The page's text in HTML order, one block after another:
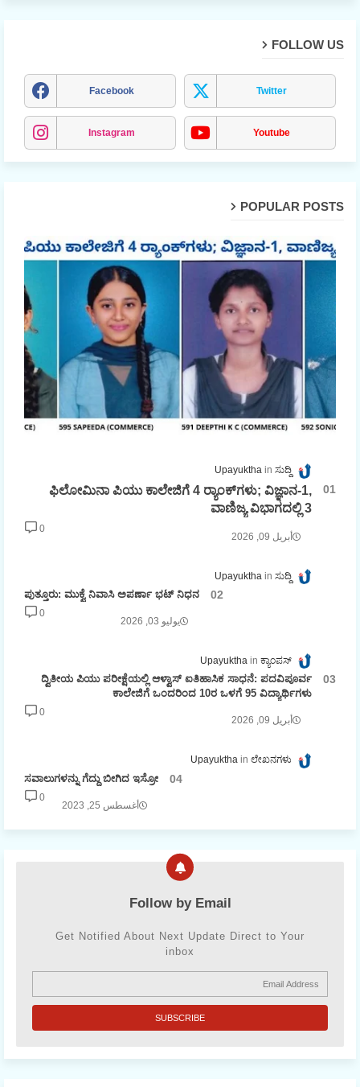
FOLLOW US
Facebook Twitter
Instagram Youtube
POPULAR POSTS
Upayuktha ಸುದ್ದಿ
ಫಿಲೋಮಿನಾ ಪಿಯು ಕಾಲೇಜಿಗೆ 4 ರ್‍ಯಾಂಕ್‌ಗಳು; ವಿಜ್ಞಾನ-1,
ವಾಣಿಜ್ಯ ವಿಭಾಗದಲ್ಲಿ 3
أبريل 09, 2026
0
Upayuktha ಸುದ್ದಿ
ಪುತ್ತೂರು: ಮುಕ್ವೆ ನಿವಾಸಿ ಅಪರ್ಣಾ ಭಟ್ ನಿಧನ
يوليو 03, 2026
0
Upayuktha ಕ್ಯಾಂಪಸ್
ದ್ವಿತೀಯ ಪಿಯು ಪರೀಕ್ಷೆಯಲ್ಲಿ ಆಳ್ವಾಸ್ ಐತಿಹಾಸಿಕ ಸಾಧನೆ: ಪದವಿಪೂರ್ವ
ಕಾಲೇಜಿಗೆ ಒಂದರಿಂದ 10ರ ಒಳಗೆ 95 ವಿದ್ಯಾರ್ಥಿಗಳು
أبريل 09, 2026
0
Upayuktha ಲೇಖನಗಳು
ಸವಾಲುಗಳನ್ನು ಗೆದ್ದು ಬೀಗಿದ ಇಸ್ರೋ
أغسطس 25, 2023
0
Follow by Email
Get Notified About Next Update Direct to Your
inbox